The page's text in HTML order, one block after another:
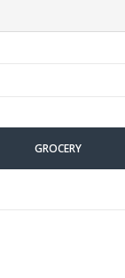
GROCERY